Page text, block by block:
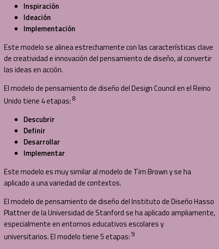
Inspiración
Ideación
Implementación
Este modelo se alinea estrechamente con las características clave
de creatividad e innovación del pensamiento de diseño, al convertir
las ideas en acción.
El modelo de pensamiento de diseño del Design Council en el Reino
Unido tiene 4 etapas: 8
Descubrir
Definir
Desarrollar
Implementar
Este modelo es muy similar al modelo de Tim Brown y se ha
aplicado a una variedad de contextos.
El modelo de pensamiento de diseño del Instituto de Diseño Hasso
Plattner de la Universidad de Stanford se ha aplicado ampliamente,
especialmente en entornos educativos escolares y
universitarios. El modelo tiene 5 etapas: 9